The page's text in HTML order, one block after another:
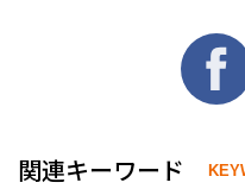
関連キーワード